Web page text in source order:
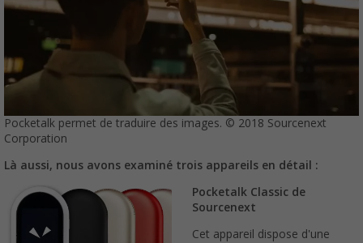
Pocketalk permet de traduire des images. © 2018 Sourcenext
Corporation
Là aussi, nous avons examiné trois appareils en détail :
Pocketalk Classic de
Sourcenext
Cet appareil dispose d'une